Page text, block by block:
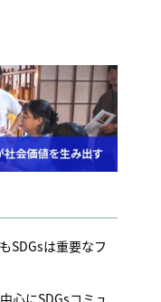
SDGsは重要なフ
心にSDGsコミュ